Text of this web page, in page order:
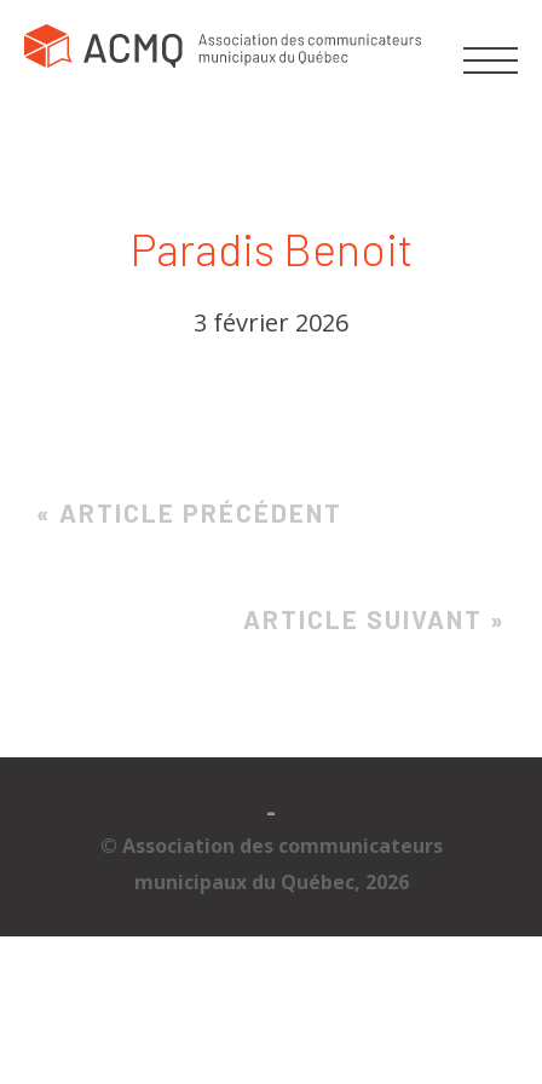
Paradis Benoit
3 février 2026
« ARTICLE PRÉCÉDENT
ARTICLE SUIVANT »
-
© Association des communicateurs
municipaux du Québec, 2026